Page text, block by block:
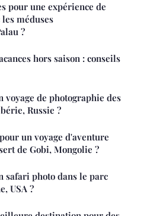
pour une expérience de
méduses
?
hors saison : conseils
de photographie des
Russie ?
un voyage d'aventure
de Gobi, Mongolie ?
safari photo dans le parc
USA ?